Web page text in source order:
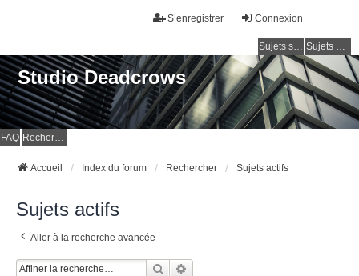
Connexion
S’enregistrer
Sujets sans réponse Sujets actifs
Studio Deadcrows
FAQ Rechercher
Accueil Index du forum Rechercher Sujets actifs
Sujets actifs
Aller à la recherche avancée
Rechercher